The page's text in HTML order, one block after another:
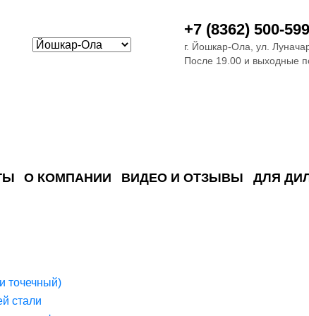
+7 (8362) 500-599
г. Йошкар-Ола, ул.
После 19.00 и выходные
О КОМПАНИИ ВИДЕО И ОТЗЫВЫ ДЛЯ
точечный)
стали